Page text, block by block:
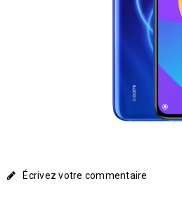
Écrivez votre commentaire